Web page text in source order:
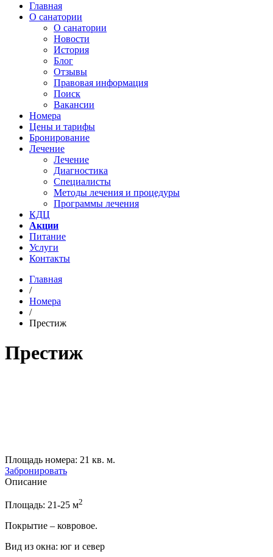
Главная
О санатории
О санатории
Новости
История
Блог
Отзывы
Правовая информация
Поиск
Вакансии
Номера
Цены и тарифы
Бронирование
Лечение
Лечение
Диагностика
Специалисты
Методы лечения и процедуры
Программы лечения
КДЦ
Акции
Питание
Услуги
Контакты
Главная
/
Номера
/
Престиж
Престиж
Площадь номера: 21 кв. м.
Забронировать
Описание
Площадь: 21-25 м2
Покрытие – ковровое.
Вид из окна: юг и север